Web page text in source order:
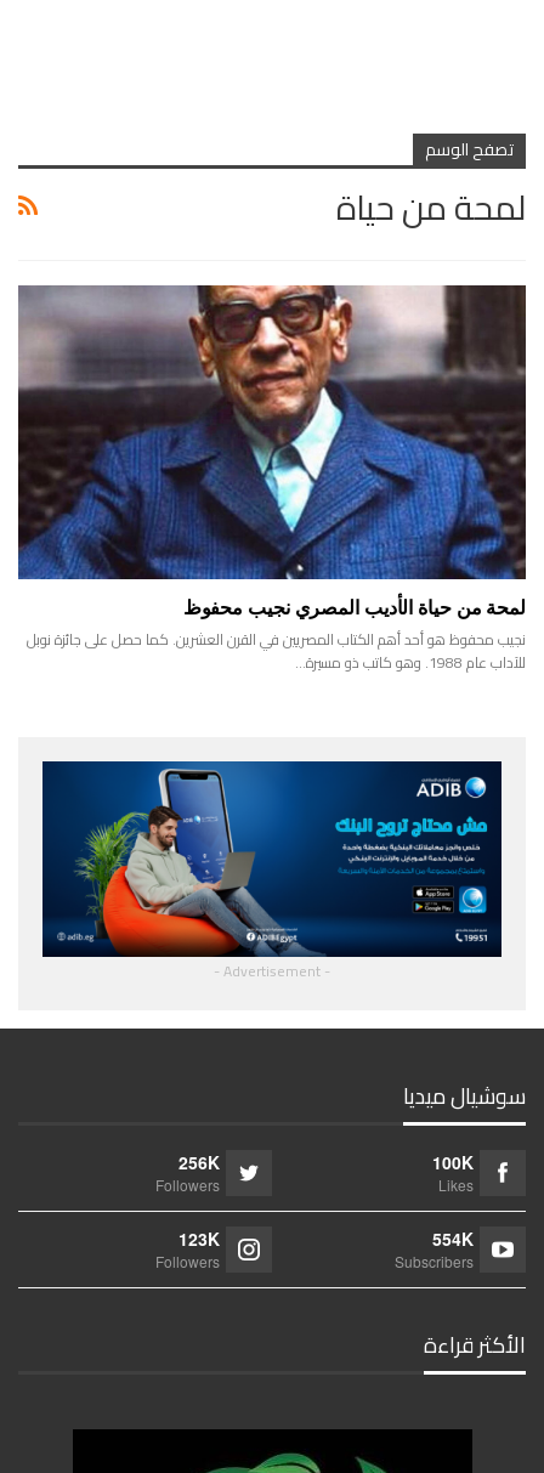
تصفح الوسم
لمحة من حياة
لمحة من حياة الأديب المصري نجيب محفوظ
نجيب محفوظ هو أحد أهم الكتاب المصريين في القرن العشرين. كما حصل على جائزة نوبل
للآداب عام 1988. وهو كاتب ذو مسيرة…
- Advertisement -
سوشيال ميديا
100K
Likes
256K
Followers
554K
Subscribers
123K
Followers
الأكثر قراءة